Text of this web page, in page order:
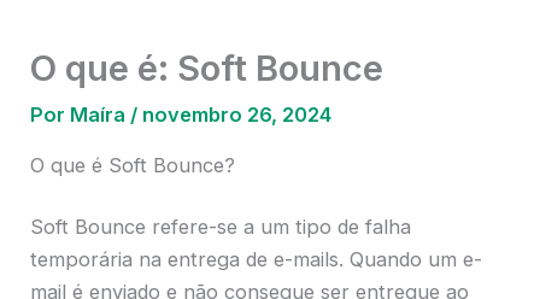
O que é: Soft Bounce
Por Maíra / novembro 26, 2024
O que é Soft Bounce?
Soft Bounce refere-se a um tipo de falha
temporária na entrega de e-mails. Quando um e-
mail é enviado e não consegue ser entregue ao